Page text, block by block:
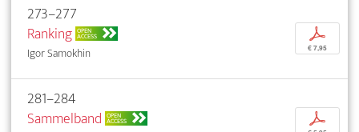
273–277
Ranking OPEN
ACCESS
Igor Samokhin
p
€ 7,95
281–284
Sammelband OPEN
ACCESS p